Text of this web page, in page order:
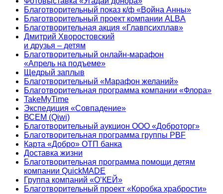
Благотворительный показ к/ф «Война Анны»
Благотворительный проект компании ALBA
Благотворительная акция «Главпсихплав»
Дмитрий Хворостовский
и друзья – детям
Благотворительный онлайн‑марафон
«Апрель на подъеме»
Щедрый заплыв
Благотворительный «Марафон желаний»
Благотворительная программа компании «Флора»
TakeMyTime
Экспедиция «Совпадение»
ВСЕМ (Qiwi)
Благотворительный аукцион ООО «Доброторг»
Благотворительная программа группы PBF
Карта «Добро» ОТП банка
Доставка жизни
Благотворительная программа помощи детям
компании QuickMADE
Группа компаний «О’КЕЙ»
Благотворительный проект «Коробка храбрости»